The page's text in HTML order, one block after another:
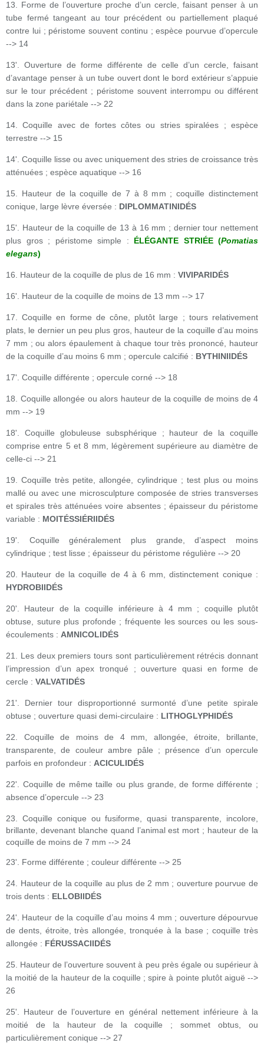
13. Forme de l’ouverture proche d’un cercle, faisant penser à un
tube fermé tangeant au tour précédent ou partiellement plaqué
contre lui ; péristome souvent continu ; espèce pourvue d’opercule
--> 14
13'. Ouverture de forme différente de celle d’un cercle, faisant
d’avantage penser à un tube ouvert dont le bord extérieur s’appuie
sur le tour précédent ; péristome souvent interrompu ou différent
dans la zone pariétale --> 22
14. Coquille avec de fortes côtes ou stries spiralées ; espèce
terrestre --> 15
14'. Coquille lisse ou avec uniquement des stries de croissance très
atténuées ; espèce aquatique --> 16
15. Hauteur de la coquille de 7 à 8 mm ; coquille distinctement
conique, large lèvre éversée : DIPLOMMATINIDÉS
15'. Hauteur de la coquille de 13 à 16 mm ; dernier tour nettement
plus gros ; péristome simple : ÉLÉGANTE STRIÉE (Pomatias
elegans)
16. Hauteur de la coquille de plus de 16 mm : VIVIPARIDÉS
16'. Hauteur de la coquille de moins de 13 mm --> 17
17. Coquille en forme de cône, plutôt large ; tours relativement
plats, le dernier un peu plus gros, hauteur de la coquille d’au moins
7 mm ; ou alors épaulement à chaque tour très prononcé, hauteur
de la coquille d’au moins 6 mm ; opercule calcifié : BYTHINIIDÉS
17'. Coquille différente ; opercule corné --> 18
18. Coquille allongée ou alors hauteur de la coquille de moins de 4
mm --> 19
18'. Coquille globuleuse subsphérique ; hauteur de la coquille
comprise entre 5 et 8 mm, légèrement supérieure au diamètre de
celle-ci --> 21
19. Coquille très petite, allongée, cylindrique ; test plus ou moins
mallé ou avec une microsculpture composée de stries transverses
et spirales très atténuées voire absentes ; épaisseur du péristome
variable : MOITÉSSIÉRIIDÉS
19'. Coquille généralement plus grande, d’aspect moins
cylindrique ; test lisse ; épaisseur du péristome régulière --> 20
20. Hauteur de la coquille de 4 à 6 mm, distinctement conique :
HYDROBIIDÉS
20'. Hauteur de la coquille inférieure à 4 mm ; coquille plutôt
obtuse, suture plus profonde ; fréquente les sources ou les sous-
écoulements : AMNICOLIDÉS
21. Les deux premiers tours sont particulièrement rétrécis donnant
l’impression d’un apex tronqué ; ouverture quasi en forme de
cercle : VALVATIDÉS
21'. Dernier tour disproportionné surmonté d’une petite spirale
obtuse ; ouverture quasi demi-circulaire : LITHOGLYPHIDÉS
22. Coquille de moins de 4 mm, allongée, étroite, brillante,
transparente, de couleur ambre pâle ; présence d’un opercule
parfois en profondeur : ACICULIDÉS
22'. Coquille de même taille ou plus grande, de forme différente ;
absence d’opercule --> 23
23. Coquille conique ou fusiforme, quasi transparente, incolore,
brillante, devenant blanche quand l’animal est mort ; hauteur de la
coquille de moins de 7 mm --> 24
23'. Forme différente ; couleur différente --> 25
24. Hauteur de la coquille au plus de 2 mm ; ouverture pourvue de
trois dents : ELLOBIIDÉS
24'. Hauteur de la coquille d’au moins 4 mm ; ouverture dépourvue
de dents, étroite, très allongée, tronquée à la base ; coquille très
allongée : FÉRUSSACIIDÉS
25. Hauteur de l’ouverture souvent à peu près égale ou supérieur à
la moitié de la hauteur de la coquille ; spire à pointe plutôt aiguë -->
26
25'. Hauteur de l’ouverture en général nettement inférieure à la
moitié de la hauteur de la coquille ; sommet obtus, ou
particulièrement conique --> 27